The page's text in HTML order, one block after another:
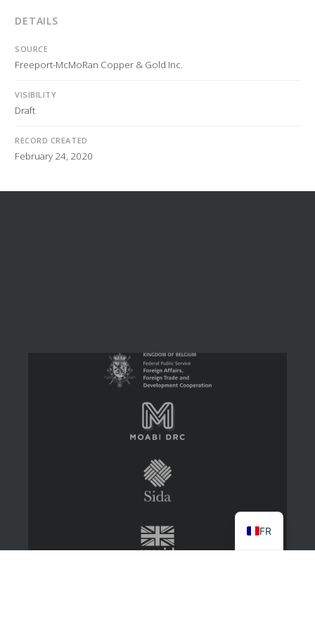
DETAILS
SOURCE
Freeport-McMoRan Copper & Gold Inc.
VISIBILITY
Draft
RECORD CREATED
February 24, 2020
FR